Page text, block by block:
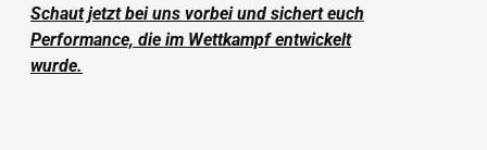
Schaut jetzt bei uns vorbei und sichert euch
Performance, die im Wettkampf entwickelt
wurde.